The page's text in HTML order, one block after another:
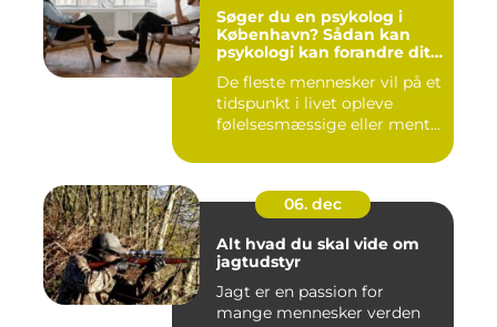
Søger du en psykolog i
København? Sådan kan
psykologi kan forandre dit
De fleste mennesker vil på et
tidspunkt i livet opleve
følelsesmæssige eller ment...
06. dec
Alt hvad du skal vide om
jagtudstyr
Jagt er en passion for
mange mennesker verden